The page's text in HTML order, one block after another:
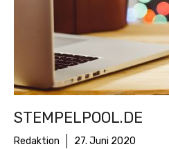
STEMPELPOOL.DE
Redaktion 27. Juni 2020